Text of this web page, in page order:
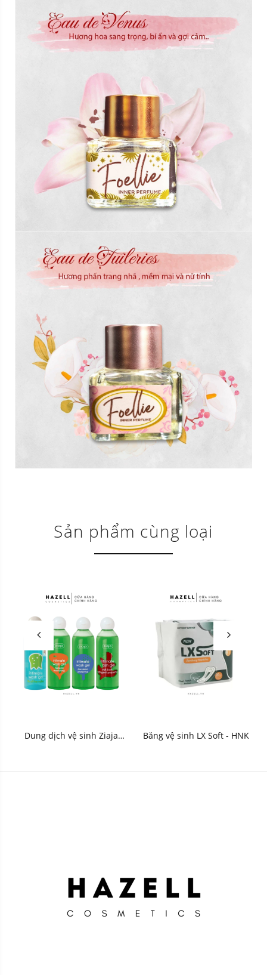
Sản phẩm cùng loại
Dung dịch vệ sinh Ziaja
Băng vệ sinh LX Soft - HNK